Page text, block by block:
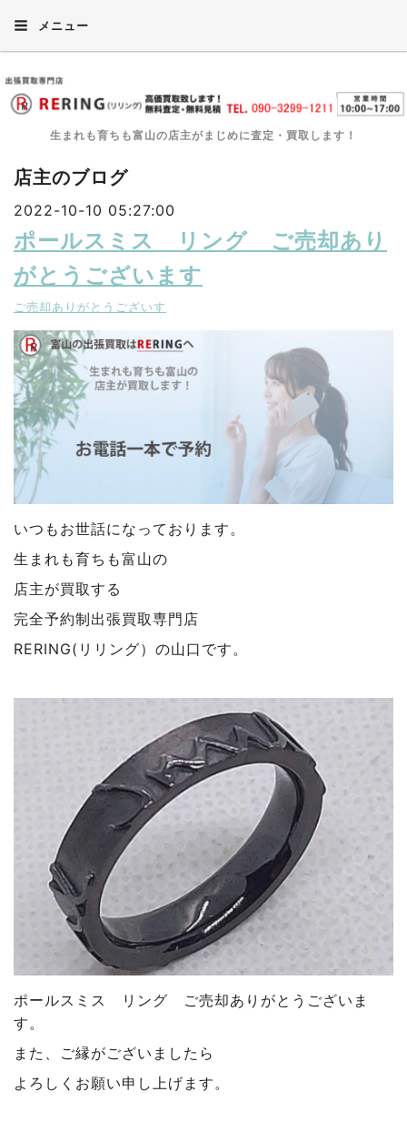
メニュー
生まれも育ちも富山の店主がまじめに査定・買取します！
店主のブログ
2022-10-10 05:27:00
ポールスミス リング ご売却あり
がとうございます
ご売却ありがとうございす
いつもお世話になっております。
生まれも育ちも富山の
店主が買取する
完全予約制出張買取専門店
RERING(リリング）の山口です。
ポールスミス リング ご売却ありがとうございま
す。
また、ご縁がございましたら
よろしくお願い申し上げます。